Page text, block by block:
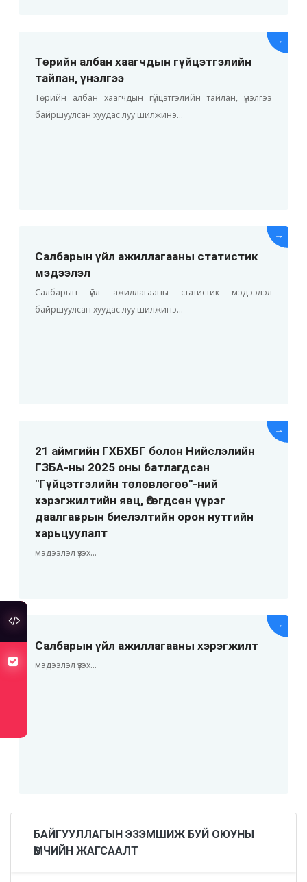
Төрийн албан хаагчдын гүйцэтгэлийн
тайлан, үнэлгээ
Төрийн албан хаагчдын гүйцэтгэлийн тайлан, үнэлгээ
байршуулсан хуудас луу шилжинэ...
→
Салбарын үйл ажиллагааны статистик
мэдээлэл
Салбарын үйл ажиллагааны статистик мэдээлэл
байршуулсан хуудас луу шилжинэ...
→
21 аймгийн ГХБХБГ болон Нийслэлийн
ГЗБА-ны 2025 оны батлагдсан
"Гүйцэтгэлийн төлөвлөгөө"-ний
хэрэгжилтийн явц, Өгөгдсөн үүрэг
даалгаврын биелэлтийн орон нутгийн
харьцуулалт
мэдээлэл үзэх...
→
Салбарын үйл ажиллагааны хэрэгжилт
мэдээлэл үзэх...
→
БАЙГУУЛЛАГЫН ЭЗЭМШИЖ БУЙ ОЮУНЫ
ӨМЧИЙН ЖАГСААЛТ
хуулийн төсөлд санал авч байна